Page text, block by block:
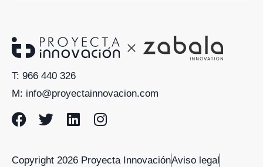
T: 966 440 326
M: info@proyectainnovacion.com
Copyright 2026 Proyecta InnovaciónAviso legal